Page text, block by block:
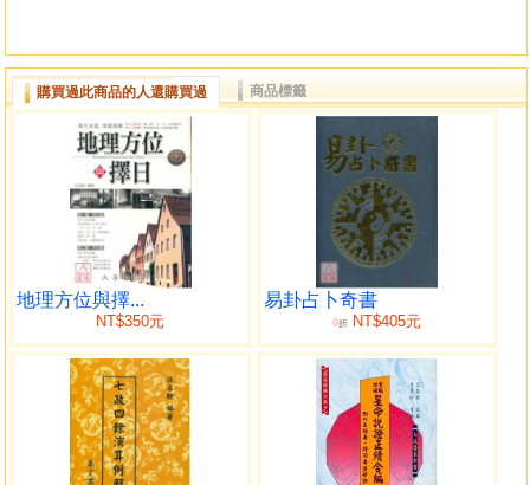
五星四餘
科名
刃星
萬年書
十二宮分度數相照
十二宮名目次序
購買過此商品的人還購買過 商品標籤
地理方位與擇...
NT$350元
易卦占卜奇書
9折 NT$405元